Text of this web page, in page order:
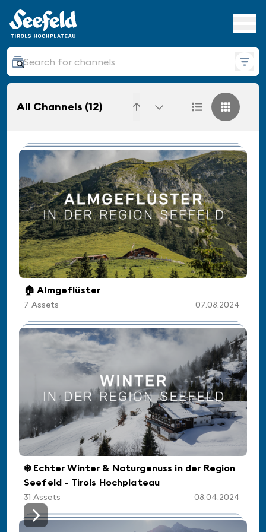
All Channels (12)
🏠 Almgeflüster
7 Assets 07.08.2024
❄️ Echter Winter & Naturgenuss in der Region
Seefeld - Tirols Hochplateau
31 Assets 08.04.2024